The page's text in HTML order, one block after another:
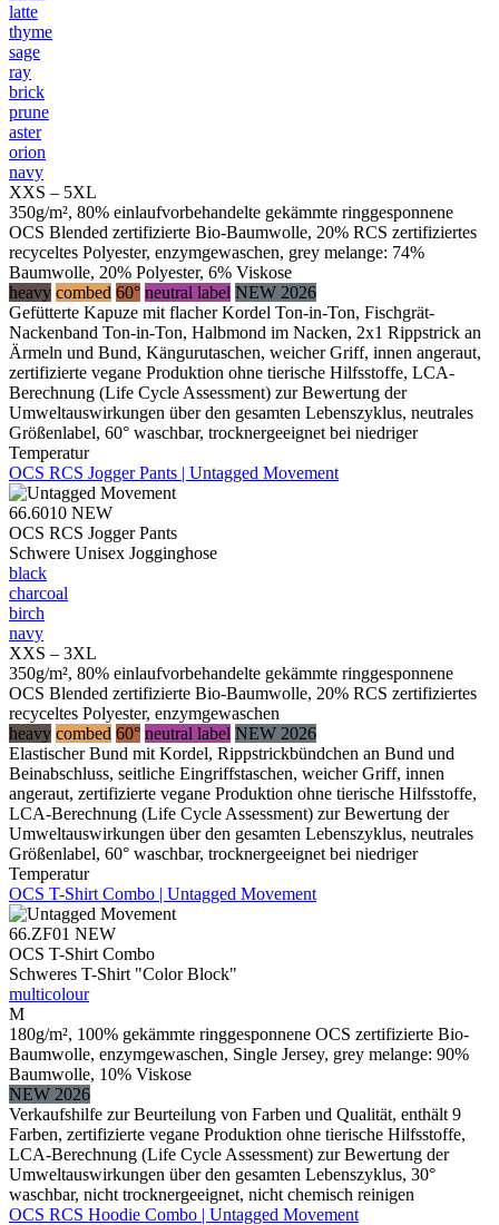
latte
thyme
sage
ray
brick
prune
aster
orion
navy
XXS – 5XL
350g/m², 80% einlaufvorbehandelte gekämmte ringgesponnene
OCS Blended zertifizierte Bio-Baumwolle, 20% RCS zertifiziertes
recyceltes Polyester, enzymgewaschen, grey melange: 74%
Baumwolle, 20% Polyester, 6% Viskose
heavy combed 60° neutral label NEW 2026
Gefütterte Kapuze mit flacher Kordel Ton-in-Ton, Fischgrät-
Nackenband Ton-in-Ton, Halbmond im Nacken, 2x1 Rippstrick an
Ärmeln und Bund, Kängurutaschen, weicher Griff, innen angeraut,
zertifizierte vegane Produktion ohne tierische Hilfsstoffe, LCA-
Berechnung (Life Cycle Assessment) zur Bewertung der
Umweltauswirkungen über den gesamten Lebenszyklus, neutrales
Größenlabel, 60° waschbar, trocknergeeignet bei niedriger
Temperatur
OCS RCS Jogger Pants | Untagged Movement
66.6010 NEW
OCS RCS Jogger Pants
Schwere Unisex Jogginghose
black
charcoal
birch
navy
XXS – 3XL
350g/m², 80% einlaufvorbehandelte gekämmte ringgesponnene
OCS Blended zertifizierte Bio-Baumwolle, 20% RCS zertifiziertes
recyceltes Polyester, enzymgewaschen
heavy combed 60° neutral label NEW 2026
Elastischer Bund mit Kordel, Rippstrickbündchen an Bund und
Beinabschluss, seitliche Eingriffstaschen, weicher Griff, innen
angeraut, zertifizierte vegane Produktion ohne tierische Hilfsstoffe,
LCA-Berechnung (Life Cycle Assessment) zur Bewertung der
Umweltauswirkungen über den gesamten Lebenszyklus, neutrales
Größenlabel, 60° waschbar, trocknergeeignet bei niedriger
Temperatur
OCS T-Shirt Combo | Untagged Movement
66.ZF01 NEW
OCS T-Shirt Combo
Schweres T-Shirt "Color Block"
multicolour
M
180g/m², 100% gekämmte ringgesponnene OCS zertifizierte Bio-
Baumwolle, enzymgewaschen, Single Jersey, grey melange: 90%
Baumwolle, 10% Viskose
NEW 2026
Verkaufshilfe zur Beurteilung von Farben und Qualität, enthält 9
Farben, zertifizierte vegane Produktion ohne tierische Hilfsstoffe,
LCA-Berechnung (Life Cycle Assessment) zur Bewertung der
Umweltauswirkungen über den gesamten Lebenszyklus, 30°
waschbar, nicht trocknergeeignet, nicht chemisch reinigen
OCS RCS Hoodie Combo | Untagged Movement